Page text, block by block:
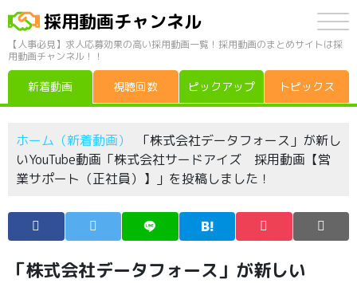
採用動画チャンネル
【人事必見】求人応募効果の高い採用動画一覧！採用動画のまとめサイトは採
用動画チャンネル！！
新着動画 視聴回数 ピックアップ トピックス
ホーム（新着動画）
「株式会社データフォース」が新し
いYouTube動画「株式会社サードアイズ 採用動画【営
業サポート（正社員）】」を投稿しました！
「株式会社データフォース」が新しい